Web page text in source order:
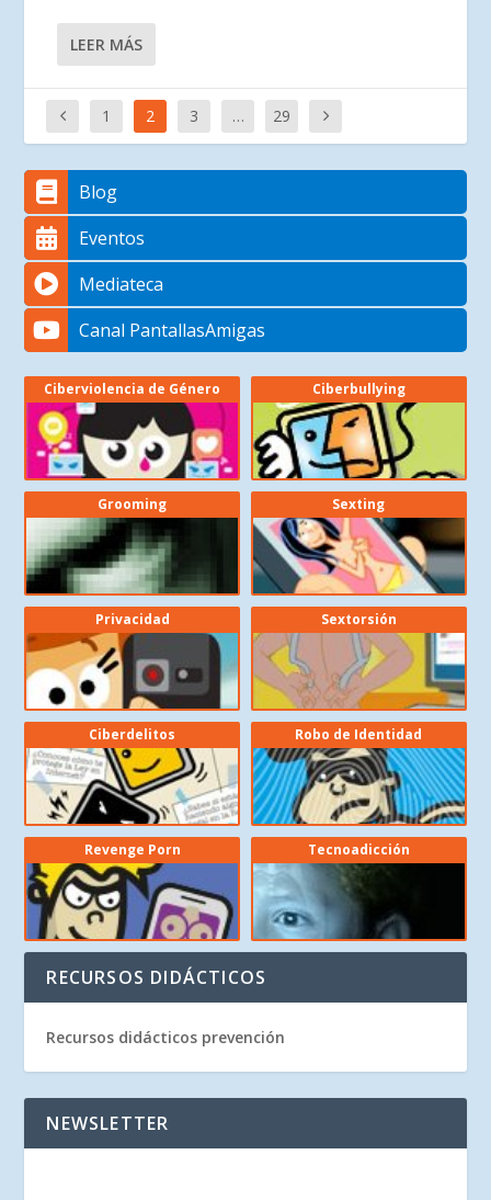
LEER MÁS
1 2 3 … 29
Blog
Eventos
Mediateca
Canal PantallasAmigas
Ciberviolencia de Género Ciberbullying
Grooming Sexting
Privacidad Sextorsión
Ciberdelitos Robo de Identidad
Revenge Porn Tecnoadicción
RECURSOS DIDÁCTICOS
Recursos didácticos prevención
NEWSLETTER